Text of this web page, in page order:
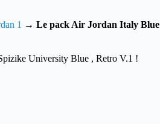
1 → Le pack Air Jordan Italy Blue
University Blue , Retro V.1 !